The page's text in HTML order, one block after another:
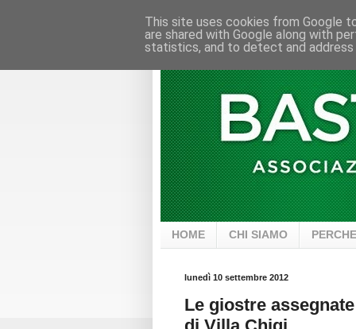
HOME CHI SIAMO
lunedì 10 settembre 2012
Le giostre
This site uses cookies from Google
are shared with Google along with
statistics, and to detect and address